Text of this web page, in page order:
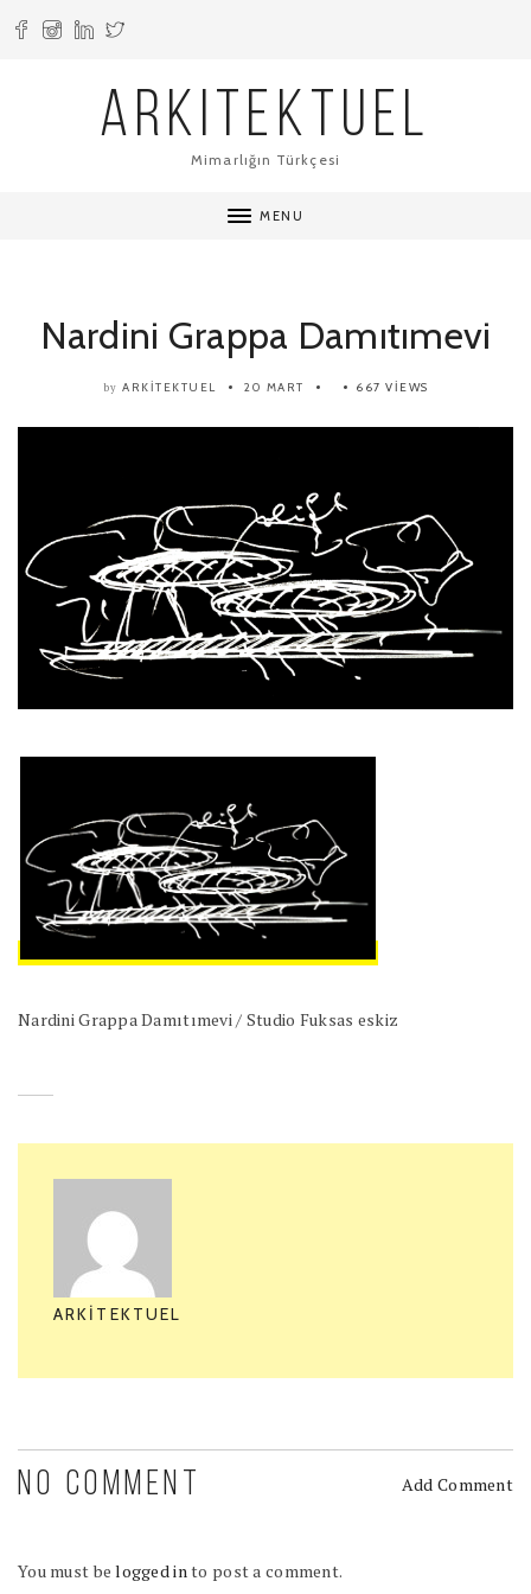
ARKITEKTUEL
Mimarlığın Türkçesi
MENU
Nardini Grappa Damıtımevi
by ARKITEKTUEL 20 MART 667 VIEWS
Nardini Grappa Damıtımevi / Studio Fuksas eskiz
ARKITEKTUEL
NO COMMENT Add Comment
You must belogged into post a comment.